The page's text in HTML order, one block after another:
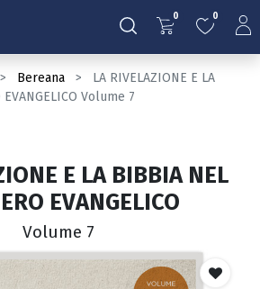
0 0
Bereana
LA RIVELAZIONE E LA
Volume 7
E LA BIBBIA NEL
EVANGELICO
Volume 7